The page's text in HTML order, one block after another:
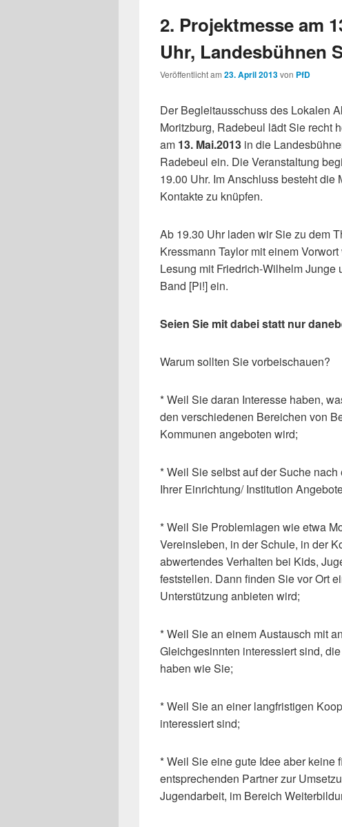
2. Projektmesse am
Uhr, Landesbühnen
Veröffentlicht am 23. April 2013von PfD
Der Begleitausschuss des Lokalen
Moritzburg, Radebeul lädt Sie recht
am 13. Mai.2013 in die
Radebeul ein. Die Veranstaltung
19.00 Uhr. Im Anschluss besteht
Kontakte zu knüpfen.
Ab 19.30 Uhr laden wir Sie zu dem
Kressmann Taylor mit einem
Lesung mit Friedrich-Wilhelm Junge
Band [Pi!] ein.
Seien Sie mit dabei statt nur
Warum sollten Sie vorbeischauen?
* Weil Sie daran Interesse haben,
den verschiedenen Bereichen von
Kommunen angeboten wird;
* Weil Sie selbst auf der Suche
Ihrer Einrichtung/ Institution
* Weil Sie Problemlagen wie etwa
Vereinsleben, in der Schule, in der
abwertendes Verhalten bei Kids,
feststellen. Dann finden Sie vor Ort
Unterstützung anbieten wird;
* Weil Sie an einem Austausch mit
Gleichgesinnten interessiert sind,
haben wie Sie;
* Weil Sie an einer langfristigen
interessiert sind;
* Weil Sie eine gute Idee aber
entsprechenden Partner zur
Jugendarbeit, im Bereich